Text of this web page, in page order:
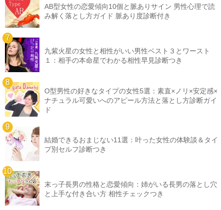
AB型女性の恋愛傾向10個と脈ありサイン 男性心理で読
み解く落とし方ガイド 脈あり度診断付き
九紫火星の女性と相性がいい男性ベスト３とワースト
１：相手の本命星でわかる相性早見診断つき
O型男性の好きなタイプの女性5選：素直×ノリ×安定感×
ナチュラル可愛いへのアピール方法と落とし方診断ガイ
ド
結婚できるおまじない11選：叶った女性の体験談＆タイ
プ別セルフ診断つき
末っ子長男の性格と恋愛傾向：姉がいる長男の落とし穴
と上手な付き合い方 相性チェックつき